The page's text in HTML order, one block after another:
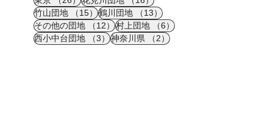
竹山団地
（15）15件の記事
鶴川団地 （13）13件の記事
その他の団地
（12）12件の記事
村上団地 （6）6件の記事
西小中台団地
（3）3件の記事
神奈川県 （2）2件の記事